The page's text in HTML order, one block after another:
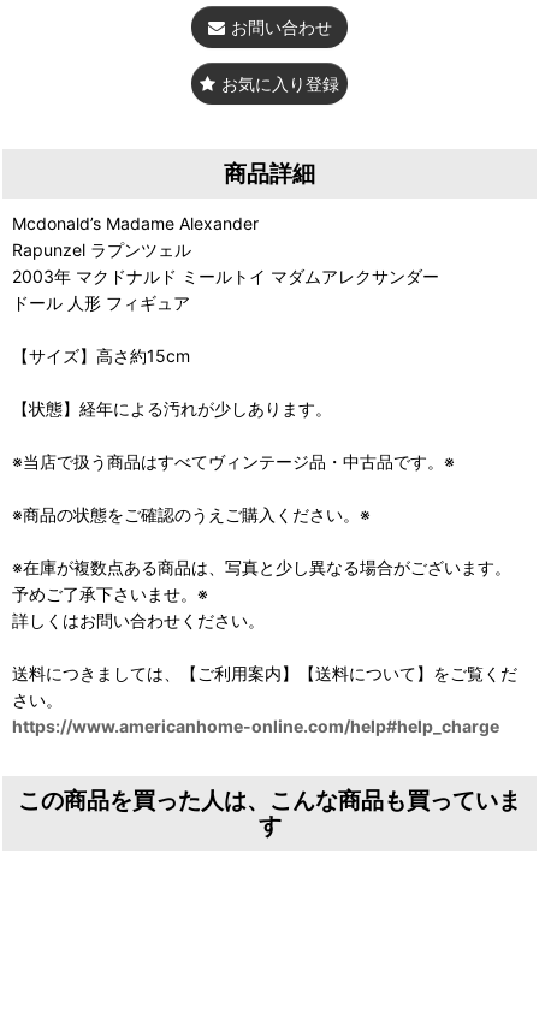
お問い合わせ
お気に入り登録
商品詳細
Mcdonald’s Madame Alexander
Rapunzel ラプンツェル
2003年 マクドナルド ミールトイ マダムアレクサンダー
ドール 人形 フィギュア
【サイズ】高さ約15cm
【状態】経年による汚れが少しあります。
※当店で扱う商品はすべてヴィンテージ品・中古品です。※
※商品の状態をご確認のうえご購入ください。※
※在庫が複数点ある商品は、写真と少し異なる場合がございます。
予めご了承下さいませ。※
詳しくはお問い合わせください。
送料につきましては、【ご利用案内】【送料について】をご覧くだ
さい。
https://www.americanhome-online.com/help#help_charge
この商品を買った人は、こんな商品も買っていま
す